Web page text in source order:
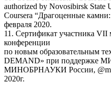
authorized by Novosibirsk State
Coursera “Драгоценные
февраля 2020.
11. Сертификат участника
конференции
по новым образовательным
DEMAND» при поддержке
МИНОБРНАУКИ России,
2020г.